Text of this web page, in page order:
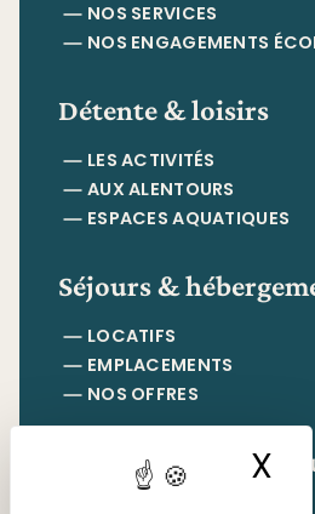
X
NOS SERVICES
NOS ENGAGEMENTS
Détente & loisirs
LES ACTIVITÉS
AUX ALENTOURS
ESPACES AQUATIQUES
Séjours &
LOCATIFS
EMPLACEMENTS
NOS OFFRES
Informations